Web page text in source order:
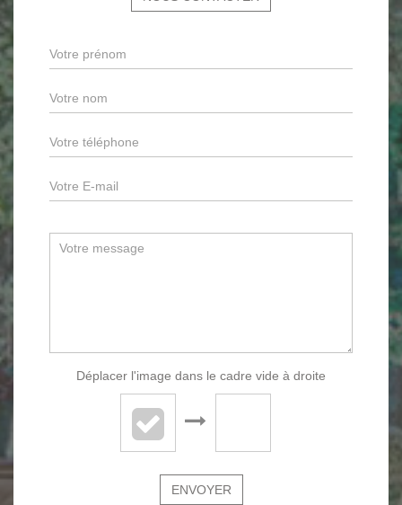
Déplacer l'image dans le cadre vide à droite
ENVOYER